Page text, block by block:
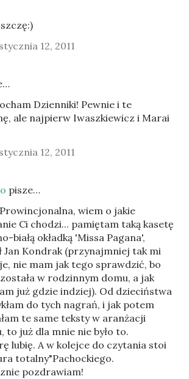
12, 2011
Dzienniki! Pewnie i te
ale najpierw Iwaszkiewicz i Marai
12, 2011
pisze…
wiem o jakie
Ci chodzi... pamiętam taką kasetę
białą okładką 'Missa Pagana',
Jan Kondrak (przynajmniej tak mi
nie mam jak tego sprawdzić, bo
w rodzinnym domu, a jak
już gdzie indziej). Od dzieciństwa
do tych nagrań, i jak potem
te same teksty w aranżacji
to już dla mnie nie było to.
lubię. A w kolejce do czytania stoi
totalny"Pachockiego.
pozdrawiam!